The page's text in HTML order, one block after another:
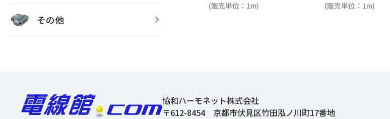
その他
(販売単位：1m) (販売単位：1m)
協和ハーモネット株式会社
〒612-8454 京都市伏見区竹田泓ノ川町17番地